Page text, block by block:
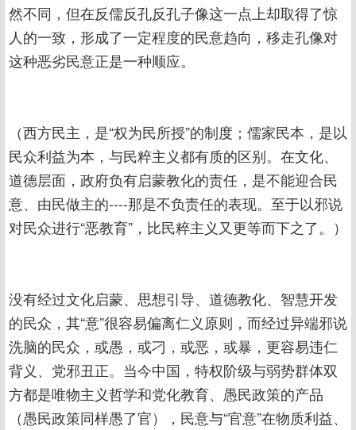
然不同，但在反儒反孔反孔子像这一点上却取得了惊
人的一致，形成了一定程度的民意趋向，移走孔像对
这种恶劣民意正是一种顺应。
（西方民主，是“权为民所授”的制度；儒家民本，是以
民众利益为本，与民粹主义都有质的区别。在文化、
道德层面，政府负有启蒙教化的责任，是不能迎合民
意、由民做主的----那是不负责任的表现。至于以邪说
对民众进行“恶教育”，比民粹主义又更等而下之了。）
没有经过文化启蒙、思想引导、道德教化、智慧开发
的民众，其“意”很容易偏离仁义原则，而经过异端邪说
洗脑的民众，或愚，或刁，或恶，或暴，更容易违仁
背义、党邪丑正。当今中国，特权阶级与弱势群体双
方都是唯物主义哲学和党化教育、愚民政策的产品
（愚民政策同样愚了官），民意与“官意”在物质利益、